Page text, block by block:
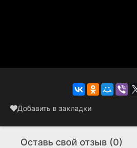
Добавить в закладки
Оставь свой отзыв (0)